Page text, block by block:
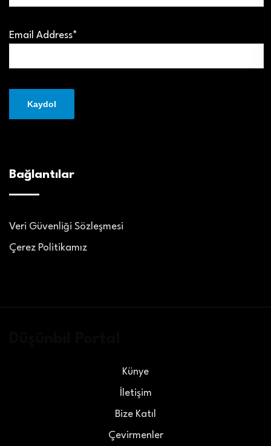
Email Address*
Bağlantılar
Veri Güvenliği Sözleşmesi
Çerez Politikamız
Künye
İletişim
Bize Katıl
Çevirmenler